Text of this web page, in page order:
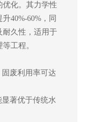
优化。其力学性
40%-60%，同
耐久性，适用于
工程。
废利用率可达
著优于传统水